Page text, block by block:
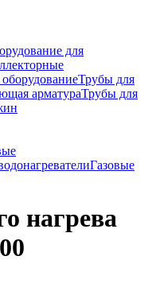
для
Трубы для
арматураТрубы для
Газовые
нагрева